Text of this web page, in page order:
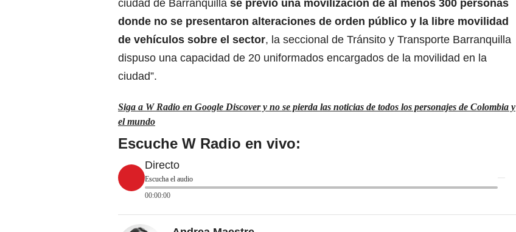
ciudad de Barranquilla se previó una movilización de al menos 300 personas
donde no se presentaron alteraciones de orden público y la libre movilidad
de vehículos sobre el sector, la seccional de Tránsito y Transporte Barranquilla
dispuso una capacidad de 20 uniformados encargados de la movilidad en la
ciudad”.
Siga a W Radio en Google Discover y no se pierda las noticias de todos los personajes de Colombia y
el mundo
Escuche W Radio en vivo:
Directo
Escucha el audio
00:00:00